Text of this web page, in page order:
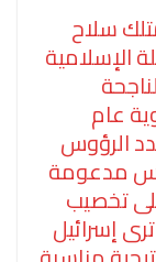
سلاح
الإسلامية
عام
2025 يقدر عدد الرؤوس
التي تملكها بحوالي 170 رأس مدعومة
تخصيب
إسرائيل